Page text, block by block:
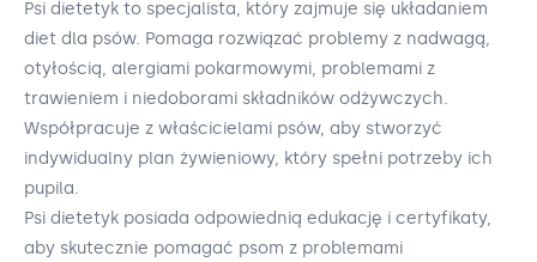
Psi dietetyk to specjalista, który zajmuje się układaniem
diet dla psów. Pomaga rozwiązać problemy z nadwagą,
otyłością, alergiami pokarmowymi, problemami z
trawieniem i niedoborami składników odżywczych.
Współpracuje z właścicielami psów, aby stworzyć
indywidualny plan żywieniowy, który spełni potrzeby ich
pupila.
Psi dietetyk posiada odpowiednią edukację i certyfikaty,
aby skutecznie pomagać psom z problemami